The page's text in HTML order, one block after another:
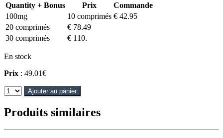
Quantity + Bonus Prix
Commande
100mg
10 comprimés € 42.95
20 comprimés
€ 78.49
30 comprimés
€ 110.
En stock
Prix : 49.01€
Ajouter au panier
Produits similaires